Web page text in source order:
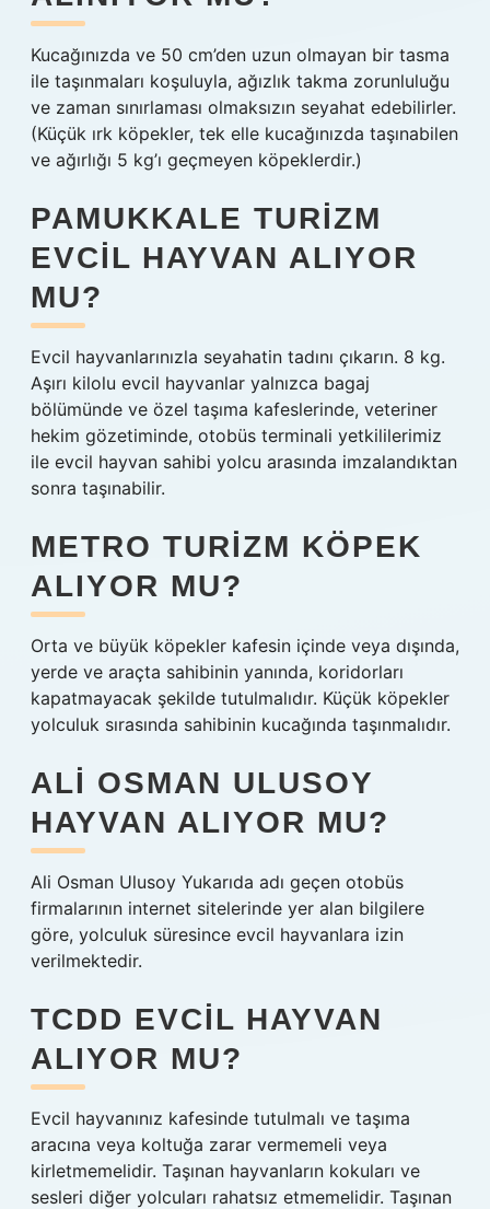
Kucağınızda ve 50 cm’den uzun olmayan bir tasma
ile taşınmaları koşuluyla, ağızlık takma zorunluluğu
ve zaman sınırlaması olmaksızın seyahat edebilirler.
(Küçük ırk köpekler, tek elle kucağınızda taşınabilen
ve ağırlığı 5 kg’ı geçmeyen köpeklerdir.)
PAMUKKALE TURIZM
EVCIL HAYVAN ALIYOR
MU?
Evcil hayvanlarınızla seyahatin tadını çıkarın. 8 kg.
Aşırı kilolu evcil hayvanlar yalnızca bagaj
bölümünde ve özel taşıma kafeslerinde, veteriner
hekim gözetiminde, otobüs terminali yetkililerimiz
ile evcil hayvan sahibi yolcu arasında imzalandıktan
sonra taşınabilir.
METRO TURIZM KÖPEK
ALIYOR MU?
Orta ve büyük köpekler kafesin içinde veya dışında,
yerde ve araçta sahibinin yanında, koridorları
kapatmayacak şekilde tutulmalıdır. Küçük köpekler
yolculuk sırasında sahibinin kucağında taşınmalıdır.
ALI OSMAN ULUSOY
HAYVAN ALIYOR MU?
Ali Osman Ulusoy Yukarıda adı geçen otobüs
firmalarının internet sitelerinde yer alan bilgilere
göre, yolculuk süresince evcil hayvanlara izin
verilmektedir.
TCDD EVCIL HAYVAN
ALIYOR MU?
Evcil hayvanınız kafesinde tutulmalı ve taşıma
aracına veya koltuğa zarar vermemeli veya
kirletmemelidir. Taşınan hayvanların kokuları ve
sesleri diğer yolcuları rahatsız etmemelidir. Taşınan